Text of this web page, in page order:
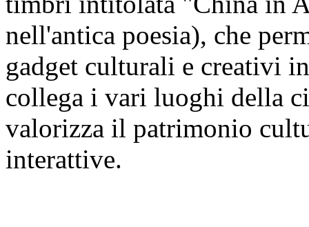
nell'antica poesia), che
gadget culturali e creativi
collega i vari luoghi della
valorizza il patrimonio
interattive.